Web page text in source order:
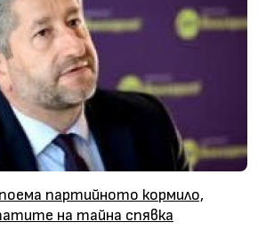
партийното кормило,
на тайна спявка